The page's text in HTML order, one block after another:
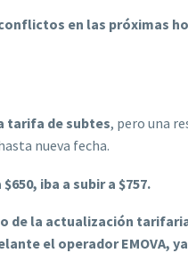
en las próximas
tarifa de subtes, pero una
nueva fecha.
iba a subir a $757.
de la actualización
el operador EMOVA,